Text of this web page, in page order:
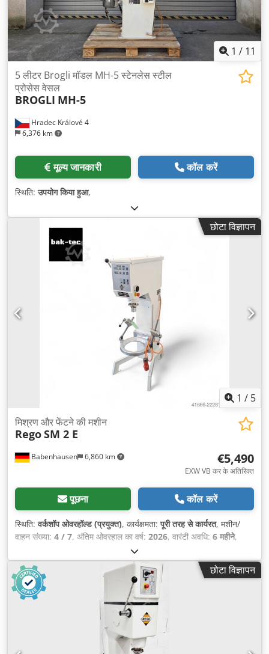
1 / 11
Hradec Králové 4
6,376 km
5 लीटर Brogli मॉडल MH-5 स्टेनलेस स्टील
प्रोसेस वेसल
BROGLI MH-5
मूल्य जानकारी कॉल करें
स्थिति:उपयोग किया हुआ,
छोटा विज्ञापन
1 / 5
Babenhausen 6,860 km
मिश्रण और फेंटने की मशीन
RegoSM 2 E
€5,490
EXW VB कर के अतिरिक्त
पूछना कॉल करें
स्थिति:वर्कशॉप ओवरहॉल्ड (प्रयुक्त), कार्यक्षमता:पूरी तरह से कार्यरत, मशीन/
वाहन संख्या: 4 / 7, अंतिम ओवरहाल का वर्ष: 2026, वारंटी अवधि: 6 महीने,
, कुल लंबाई:
कुल चौड़ाई:620 मिमी, कुल ऊँचाई:1,500 मिमी, खाली वजन:190 किग्रा,
छोटा विज्ञापन